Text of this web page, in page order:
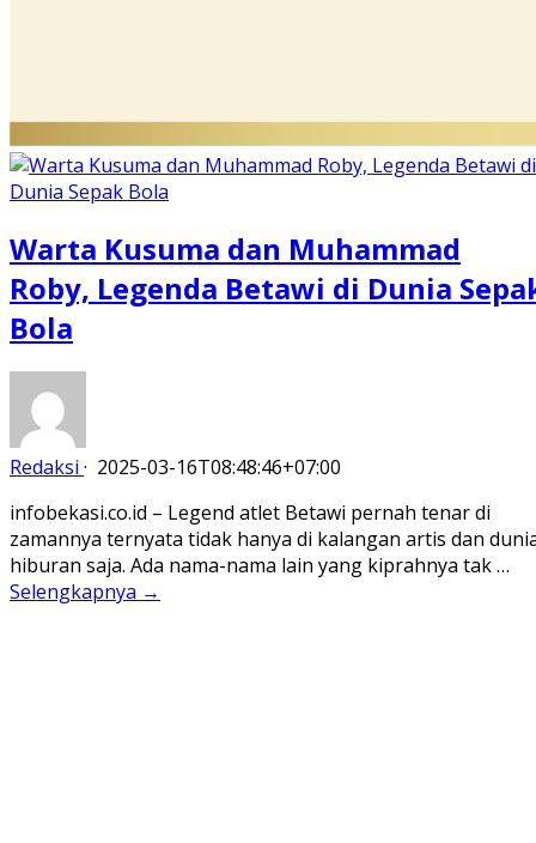
Warta Kusuma dan Muhammad
Roby, Legenda Betawi di Dunia
Bola
Redaksi · 2025-03-16T08:48:46+07:00
infobekasi.co.id – Legend atlet Betawi pernah tenar di
zamannya ternyata tidak hanya di kalangan artis dan
hiburan saja. Ada nama-nama lain yang kiprahnya tak …
Selengkapnya →